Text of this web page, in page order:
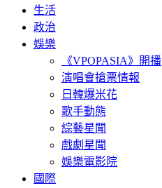
生活
政治
娛樂
《VPOPASIA》開播
演唱會搶票情報
日韓爆米花
歌手動態
綜藝星聞
戲劇星聞
娛樂電影院
國際